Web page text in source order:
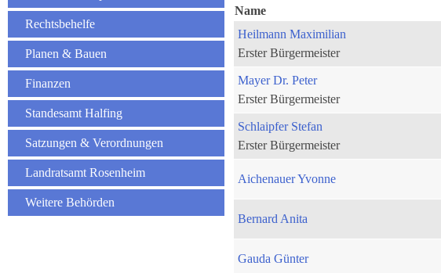
Rechtsbehelfe
Planen & Bauen
Finanzen
Standesamt Halfing
Satzungen & Verordnungen
Landratsamt Rosenheim
Weitere Behörden
Name
Heilmann Maximilian
Erster Bürgermeister
Mayer Dr. Peter
Erster Bürgermeister
Schlaipfer Stefan
Erster Bürgermeister
Aichenauer Yvonne
Bernard Anita
Gauda Günter